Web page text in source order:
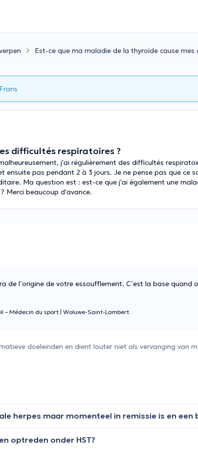
Est-ce que ma maladie de la thyroïde cause mes
difficultés respiratoires ?
j'ai régulièrement des difficultés
ensuite pas pendant 2 à 3 jours. Je ne pense pas que ce
Ma question est : est-ce que j'ai également une
Merci beaucoup d'avance.
l’origine de votre essoufflement. C’est la base quand
– Médecin du sport Woluwe-Saint-Lambert
doeleinden en dient louter niet als vervanging van
optreden onder HST?